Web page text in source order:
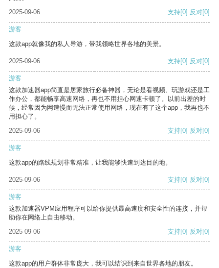
2025-09-06
支持[0] 反对[0]
游客
这款app就像我的私人导游，带我领略世界各地的美景。
2025-09-06 支持[0] 反对[0]
游客
这款加速器app简直是居家旅行必备神器，无论是看视频、玩游戏还是工
作办公，都能畅享高速网络，再也不用担心网速卡顿了。以前出差的时
候，经常因为网速慢而无法正常使用网络，现在有了这个app，我再也不
用担心了。
2025-09-06
支持[0] 反对[0]
游客
这款app的路线规划非常精准，让我能够快速到达目的地。
2025-09-06 支持[0] 反对[0]
游客
这款加速器VPM应用程序可以给你提供最高速度和安全性的连接，并帮
助你在网络上自由移动。
2025-09-06
支持[0] 反对[0]
游客
这款app的用户群体非常庞大，我可以结识到来自世界各地的朋友。